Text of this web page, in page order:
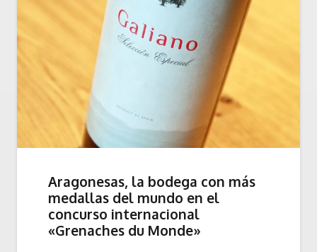
Aragonesas, la bodega con más
medallas del mundo en el
concurso internacional
«Grenaches du Monde»